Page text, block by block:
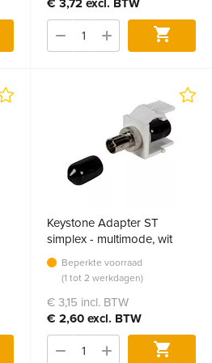
Bestel
Keystone Adapter ST
simplex - multimode, wit
Beperkte voorraad
(1 tot 2 werkdagen)
€ 3,15 incl. BTW
€ 2,60 excl. BTW